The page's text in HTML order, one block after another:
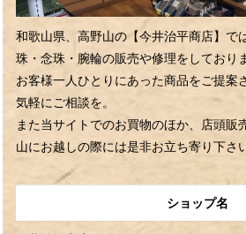
和歌山県、高野山の【今井治平商店】で
珠・念珠・腕輪の販売や修理をしており
お客様一人ひとりにあった商品をご提案
気軽にご相談を。
また当サイトでのお買物のほか、店頭販
山にお越しの際には是非お立ち寄り下さい
ショップ名